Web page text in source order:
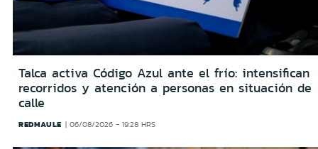
Talca activa Código Azul ante el frío: intensifican
recorridos y atención a personas en situación de
calle
REDMAULE 06/08/2026 - 19:28 HRS